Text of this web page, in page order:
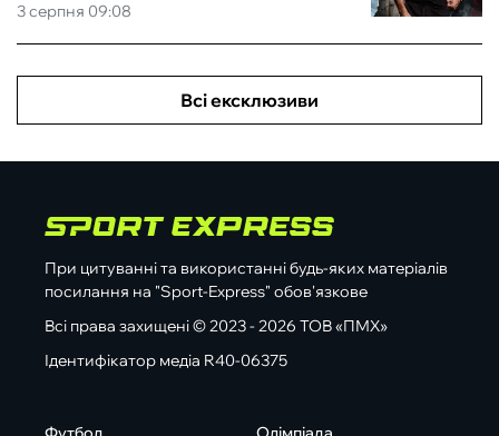
3 серпня 09:08
Всі ексклюзиви
При цитуванні та використанні будь-яких матеріалів
посилання на "Sport-Express" обов'язкове
Всі права захищені © 2023 - 2026 ТОВ «ПМХ»
Ідентифікатор медіа R40-06375